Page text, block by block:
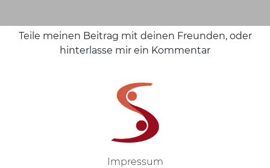
Teile meinen Beitrag mit deinen Freunden, oder
hinterlasse mir ein Kommentar
Impressum